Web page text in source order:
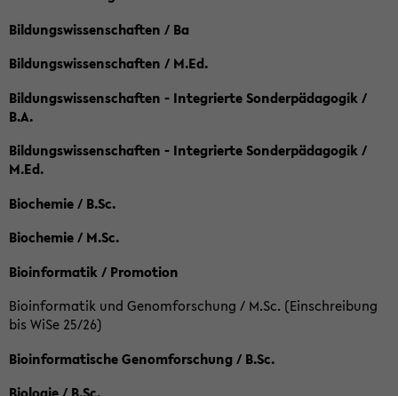
Bildungswissenschaften / Ba
Bildungswissenschaften / M.Ed.
Bildungswissenschaften - Integrierte Sonderpädagogik /
B.A.
Bildungswissenschaften - Integrierte Sonderpädagogik /
M.Ed.
Biochemie / B.Sc.
Biochemie / M.Sc.
Bioinformatik / Promotion
Bioinformatik und Genomforschung / M.Sc. (Einschreibung
bis WiSe 25/26)
Bioinformatische Genomforschung / B.Sc.